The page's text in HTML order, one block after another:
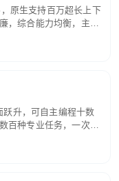
原生支持百万超长上下
，综合能力均衡，主打
作、基础 RAG、批量
升，可自主编程十数
百种专业任务，一次对
规划、执行与验证全流
长程任务中自主规划与